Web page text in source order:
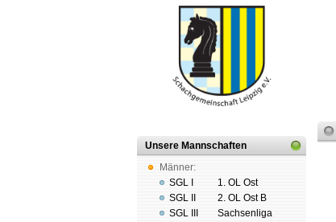
Unsere Mannschaften
Männer:
SGL I
SGL II
SGL III
1. OL Ost
2. OL Ost B
Sachsenliga